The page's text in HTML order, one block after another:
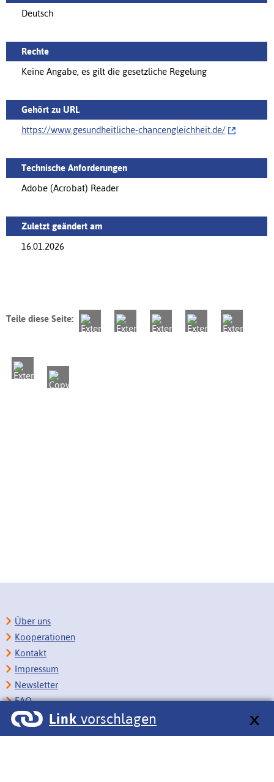
Deutsch
Rechte
Keine Angabe, es gilt die gesetzliche Regelung
Gehört zu URL
https://www.gesundheitliche-chancengleichheit.de/‌
Technische Anforderungen
Adobe (Acrobat) Reader
Zuletzt geändert am
16.01.2026
Teile diese Seite:
Link vorschlagen
Über uns
Kooperationen
Kontakt
Impressum
Newsletter
FAQ
Copyright